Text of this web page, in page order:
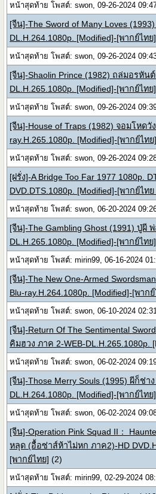
หน้าสุดท้าย โพสต์: swon, 09-26-2024
[จีน]-The Sword of Many Loves
DL.H.264.1080p. [Modified]-[พากย์ไทย]
หน้าสุดท้าย โพสต์: swon, 09-26-2024
[จีน]-Shaolin Prince (1982) ถล่มอรหันต์
DL.H.265.1080p. [Modified]-[พากย์ไทย]
หน้าสุดท้าย โพสต์: swon, 09-26-2024
[จีน]-House of Traps (1982) จอมโหดวั
ray.H.265.1080p. [Modified]-[พากย์ไทย]
หน้าสุดท้าย โพสต์: swon, 09-26-2024
[ฝรั่ง]-A Bridge Too Far 1977 1080p.
DVD.DTS.1080p. [Modified]-[พากย์ไท
หน้าสุดท้าย โพสต์: swon, 06-20-2024
[จีน]-The Gambling Ghost (1991) ปู่ผี
DL.H.265.1080p. [Modified]-[พากย์ไทย]
หน้าสุดท้าย โพสต์: mirin99, 06-16-2024
[จีน]-The New One-Armed
Blu-ray.H.264.1080p. [Modified]-[พาก
หน้าสุดท้าย โพสต์: swon, 06-10-2024
[จีน]-Return Of The Sentimental
คิมฮวง ภาค 2-WEB-DL.H.265.1080p.
หน้าสุดท้าย โพสต์: swon, 06-02-2024
[จีน]-Those Merry Souls (1995) ผีก็ช่า
DL.H.264.1080p. [Modified]-[พากย์ไทย]
หน้าสุดท้าย โพสต์: swon, 06-02-2024
[จีน]-Operation Pink Squad II：
หลุด (อื้อซ่าส์ห้าไม่หก ภาค2)-HD
[พากย์ไทย] (2)
หน้าสุดท้าย โพสต์: mirin99, 02-29-2024